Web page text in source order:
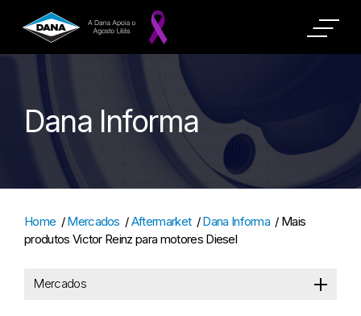
Dana Informa
Home /Mercados /Aftermarket /Dana Informa / Mais
produtos Victor Reinz para motores Diesel
Mercados